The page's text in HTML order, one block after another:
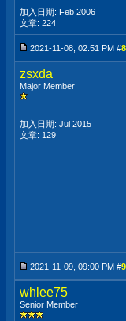
加入日期: Feb 2006
文章: 224
2021-11-08, 02:51 PM #8
zsxda
Major Member
加入日期: Jul 2015
文章: 129
2021-11-09, 09:00 PM #9
whlee75
Senior Member